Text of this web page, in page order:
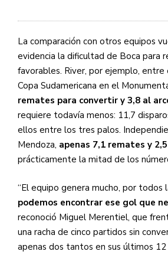
La comparación con otros equipos
evidencia la dificultad de Boca para
favorables. River, por ejemplo,
Copa Sudamericana en el
remates para convertir y 3,8 al
requiere todavía menos: 11,7
ellos entre los tres palos.
Mendoza, apenas 7,1 remates y
prácticamente la mitad de los
“El equipo genera mucho, por todos
podemos encontrar ese gol que
reconoció Miguel Merentiel, que
una racha de cinco partidos sin
apenas dos tantos en sus últimos